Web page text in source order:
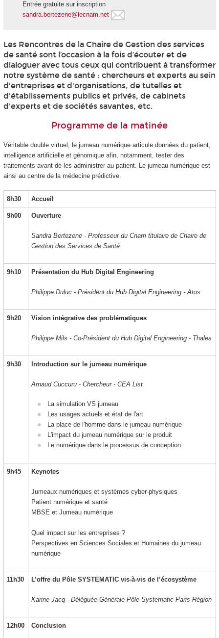
Entrée gratuite sur inscription
sandra.bertezene@lecnam.net
Les Rencontres de la Chaire de Gestion des services
de santé sont l’occasion à la fois d’écouter et de
dialoguer avec tous ceux qui contribuent à transformer
notre système de santé : chercheurs et experts au sein
d'entreprises et d'organisations, de tutelles et
d'établissements publics et privés, de cabinets
d'experts et de sociétés savantes, etc.
Programme de la matinée
Véritable double virtuel, le jumeau numérique articule données du patient,
intelligence artificielle et génomique afin, notamment, tester des
traitements avant de les administrer au patient. Le jumeau numérique est
ainsi au centre de la médecine prédictive.
8h30 Accueil
9h00 Ouverture
Sandra Bertezene - Professeur du Cnam titulaire de Chaire de
Gestion des Services de Santé
9h10 Présentation du Hub Digital Engineering
Philippe Duluc - Président du Hub Digital Engineering - Atos
9h20 Vision intégrative des problématiques
Philippe Mils - Co-Président du Hub Digital Engineering - Thales
9h30 Introduction sur le jumeau numérique
Arnaud Cuccuru - Chercheur - CEA List
La simulation VS jumeau
Les usages actuels et état de l'art
La place de l'homme dans le jumeau numérique
L'impact du jumeau numérique sur le produit
Le numérique dans le processus de conception
9h45 Keynotes
Jumeaux numériques et systèmes cyber-physiques
Patient numérique et santé
MBSE et Jumeau numérique
Quel impact sur les entreprises ?
Perspectives en Sciences Sociales et Humaines du jumeau
numérique
11h30 L’offre du Pôle SYSTEMATIC vis-à-vis de l’écosystème
Karine Jacq - Déléguée Générale Pôle Systematic Paris-Région
12h00 Conclusion